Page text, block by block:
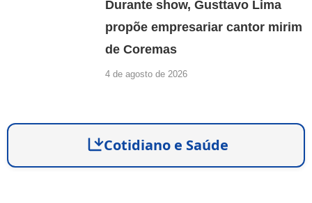
Durante show, Gusttavo Lima
propõe empresariar cantor mirim
de Coremas
4 de agosto de 2026
Cotidiano e Saúde